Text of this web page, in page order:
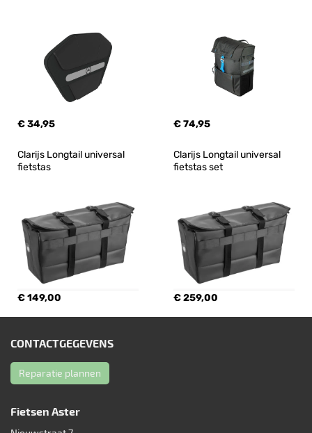
€ 34,95 € 74,95
Clarijs Longtail universal
fietstas
€ 149,00
Clarijs Longtail universal
fietstas set
€ 259,00
CONTACTGEGEVENS
Reparatie plannen
Fietsen Aster